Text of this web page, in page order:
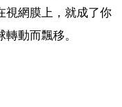
視網膜上，就成了你
動而飄移。